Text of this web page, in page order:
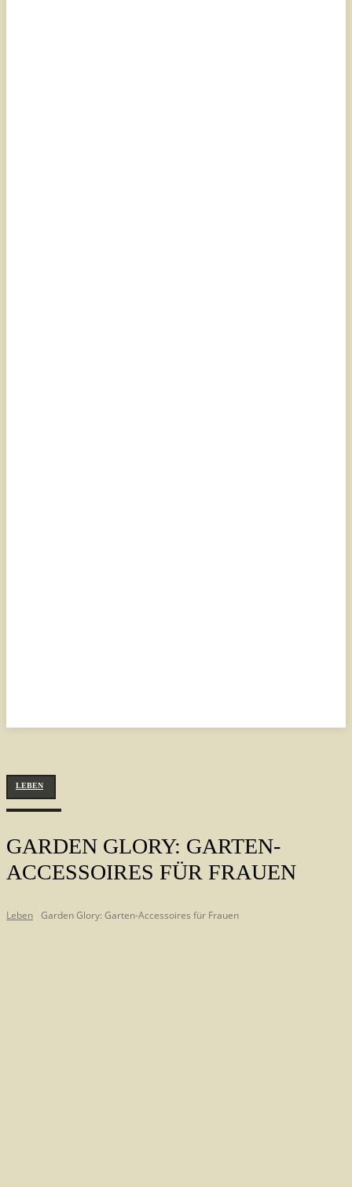
LEBEN
GARDEN GLORY: GARTEN-
ACCESSOIRES FÜR FRAUEN
Leben Garden Glory: Garten-Accessoires für Frauen